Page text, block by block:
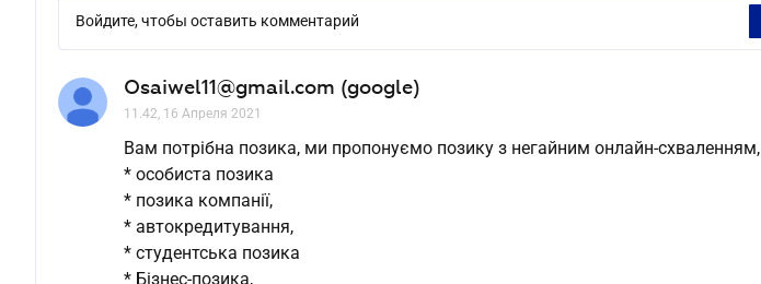
Войдите, чтобы оставить комментарий
Osaiwel11@gmail.com (google)
11.42, 16 Апреля 2021
Вам потрібна позика, ми пропонуємо позику з негайним онлайн-схваленням,
* особиста позика
* позика компанії,
* автокредитування,
* студентська позика
* Бізнес-позика,